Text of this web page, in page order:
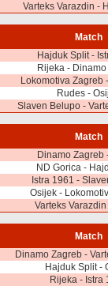
Varteks Varazdin -
Match
Hajduk Split -
Rijeka -
Lokomotiva Zagreb
Rudes -
Slaven Belupo -
Match
Dinamo Zagreb
ND Gorica -
Istra 1961 -
Osijek -
Varteks
Match
Dinamo Zagreb -
Hajduk Split -
Rijeka - Istra